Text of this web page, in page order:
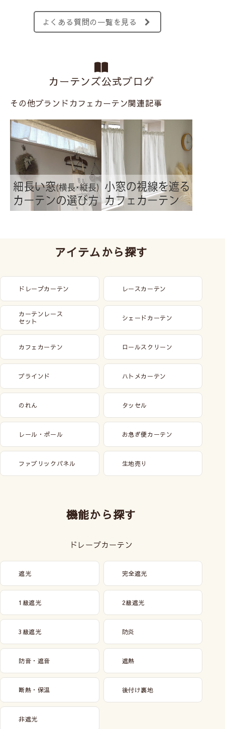
よくある質問の一覧を見る
カーテンズ公式ブログ
その他ブランドカフェカーテン関連記事
アイテムから探す
ドレープカーテン レースカーテン
カーテンレース
セット
シェードカーテン
カフェカーテン ロールスクリーン
ブラインド ハトメカーテン
のれん タッセル
レール・ポール お急ぎ便カーテン
ファブリックパネル 生地売り
機能から探す
ドレープカーテン
遮光 完全遮光
1級遮光 2級遮光
3級遮光 防炎
防音・遮音 遮熱
断熱・保温 後付け裏地
非遮光